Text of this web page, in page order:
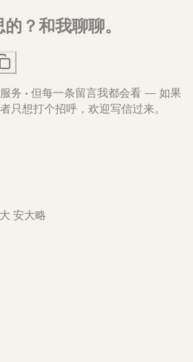
？和我聊聊。
务 · 但每一条留言我都会看 — 如果
只想打个招呼，欢迎写信过来。
安大略